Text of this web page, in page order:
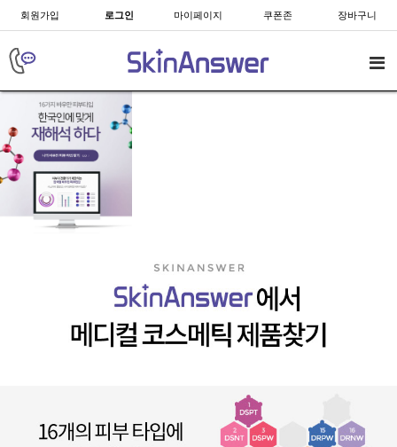
회원가입 로그인 마이페이지 쿠폰존 장바구니